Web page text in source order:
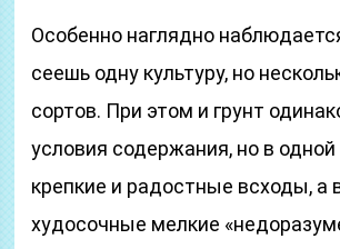
Особенно наглядно
сеешь одну культуру, но
сортов. При этом и грунт
условия содержания, но в
крепкие и радостные всходы, а
худосочные мелкие